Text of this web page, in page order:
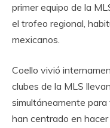
primer equipo de la
el trofeo regional,
mexicanos.
Coello vivió
clubes de la MLS
simultáneamente
han centrado en